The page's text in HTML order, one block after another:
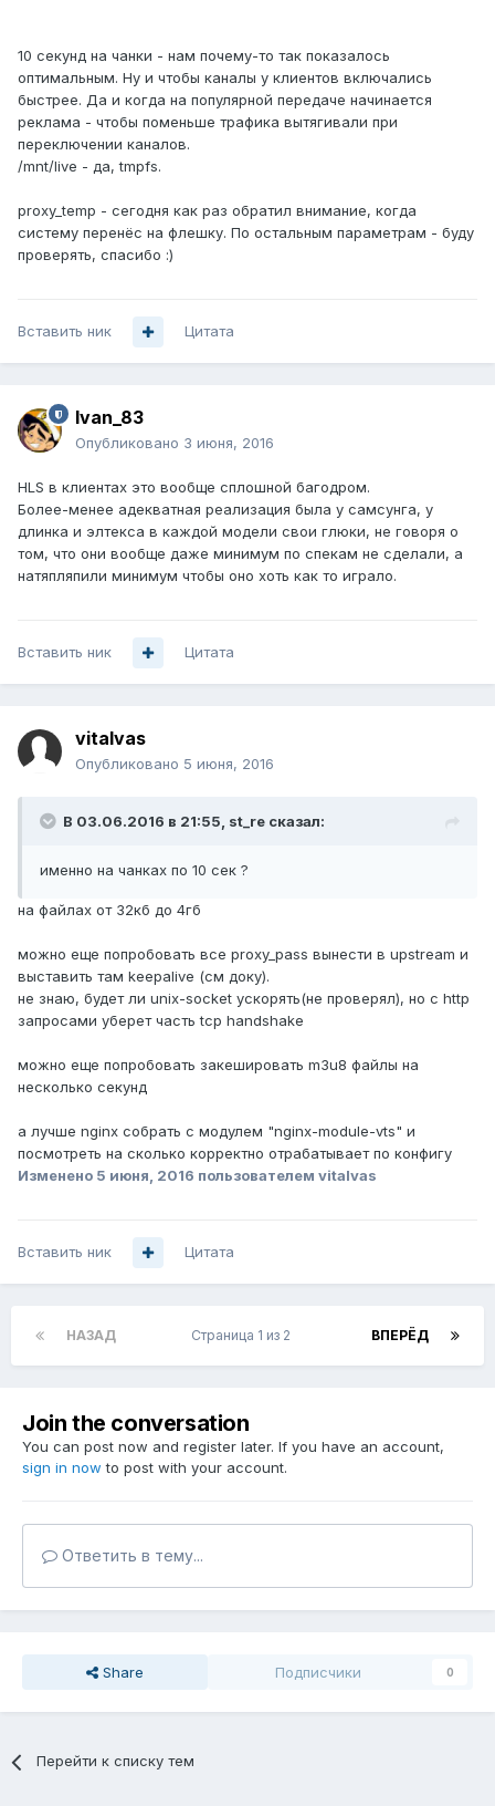
10 секунд на чанки - нам почему-то так показалось
оптимальным. Ну и чтобы каналы у клиентов включались
быстрее. Да и когда на популярной передаче начинается
реклама - чтобы поменьше трафика вытягивали при
переключении каналов.
/mnt/live - да, tmpfs.
proxy_temp - сегодня как раз обратил внимание, когда
систему перенёс на флешку. По остальным параметрам - буду
проверять, спасибо :)
Вставить ник Цитата
Ivan_83
Опубликовано 3 июня, 2016
HLS в клиентах это вообще сплошной багодром.
Более-менее адекватная реализация была у самсунга, у
длинка и элтекса в каждой модели свои глюки, не говоря о
том, что они вообще даже минимум по спекам не сделали, а
натяпляпили минимум чтобы оно хоть как то играло.
Вставить ник Цитата
vitalvas
Опубликовано 5 июня, 2016
В 03.06.2016 в 21:55, st_re сказал:
именно на чанках по 10 сек ?
на файлах от 32кб до 4гб
можно еще попробовать все proxy_pass вынести в upstream и
выставить там keepalive (см доку).
не знаю, будет ли unix-socket ускорять(не проверял), но с http
запросами уберет часть tcp handshake
можно еще попробовать закешировать m3u8 файлы на
несколько секунд
а лучше nginx собрать с модулем "nginx-module-vts" и
посмотреть на сколько корректно отрабатывает по конфигу
Изменено 5 июня, 2016 пользователем vitalvas
Вставить ник Цитата
НАЗАД ВПЕРЁД
Страница 1 из 2
Join the conversation
You can post now and register later. If you have an account,
sign in now to post with your account.
Ответить в тему...
Share Подписчики 0
Перейти к списку тем